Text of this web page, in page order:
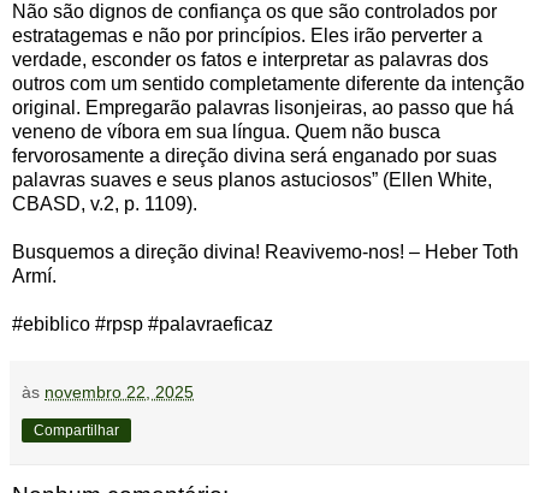
Não são dignos de confiança os que são controlados por
estratagemas e não por princípios. Eles irão perverter a
verdade, esconder os fatos e interpretar as palavras dos
outros com um sentido completamente diferente da intenção
original. Empregarão palavras lisonjeiras, ao passo que há
veneno de víbora em sua língua. Quem não busca
fervorosamente a direção divina será enganado por suas
palavras suaves e seus planos astuciosos” (Ellen White,
CBASD, v.2, p. 1109).
Busquemos a direção divina! Reavivemo-nos! – Heber Toth
Armí.
#ebiblico #rpsp #palavraeficaz‌‌
às novembro 22, 2025
Compartilhar